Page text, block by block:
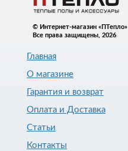
© Интернет-магазин «ПТепло»
Все права защищены, 2026
Главная
О магазине
Гарантия и возврат
Оплата и Доставка
Статьи
Контакты